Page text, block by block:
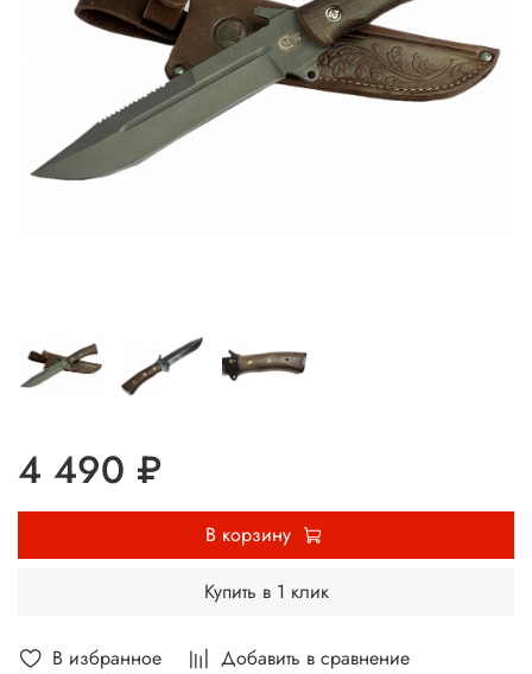
В избранное Добавить в сравнение
4 490 ₽
В корзину
Купить в 1 клик